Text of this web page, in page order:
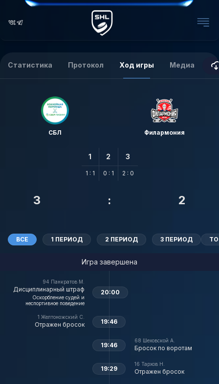
Статистика Протокол Ход игры Медиа
СБЛ Филармония
1
1 : 1
2
0 : 1
3
2 : 0
3 : 2
ВСЕ 1 ПЕРИОД 2 ПЕРИОД 3 ПЕРИОД
Игра завершена
94 Панкратов М.
Дисциплинарный штраф
Оскорбление судей и
неспортивное поведение
20:00
1 Желтоножский С.
Отражен бросок 19:46
68 Шеховской А.
Бросок по воротам
19:46
16 Тархов Н.
Отражен бросок
19:29